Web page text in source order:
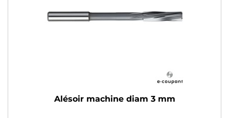
Alésoir machine diam 3 mm